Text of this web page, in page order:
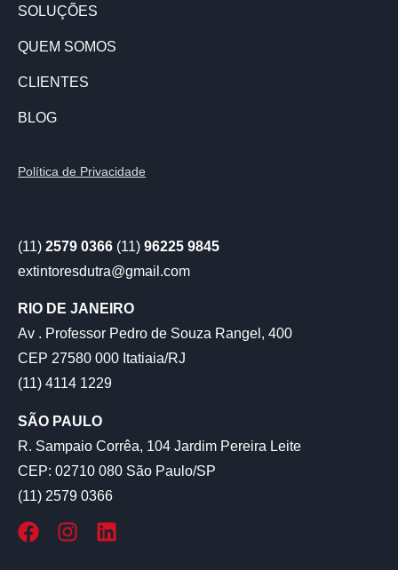
SOLUÇÕES
QUEM SOMOS
CLIENTES
BLOG
Política de Privacidade
(11) 2579 0366 (11) 96225 9845
extintoresdutra@gmail.com
RIO DE JANEIRO
Av . Professor Pedro de Souza Rangel, 400
CEP 27580 000 Itatiaia/RJ
(11) 4114 1229
SÃO PAULO
R. Sampaio Corrêa, 104 Jardim Pereira Leite
CEP: 02710 080 São Paulo/SP
(11) 2579 0366